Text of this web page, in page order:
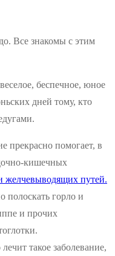
Все знакомы с этим
беспечное, юное
дней тому, кто
прекрасно помогает, в
кишечных
желчевыводящих путей.
горло и
и прочих
такое заболевание,